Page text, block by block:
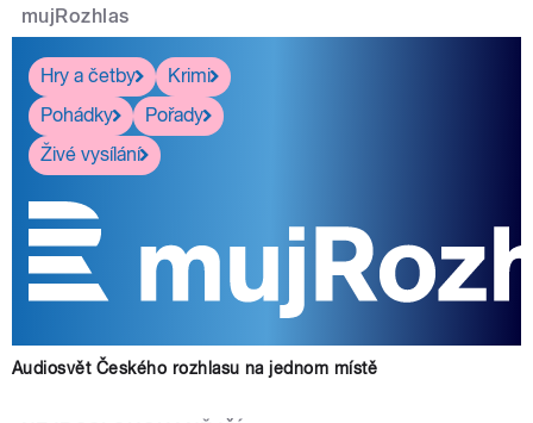
mujRozhlas
Hry a četby
Krimi
Pohádky
Pořady
Živé vysílání
Audiosvět Českého rozhlasu na jednom místě